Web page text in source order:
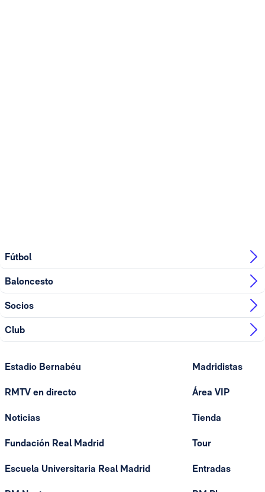
Fútbol
Baloncesto
Socios
Club
Estadio Bernabéu
RMTV en directo
Noticias
Fundación Real Madrid
Escuela Universitaria Real Madrid
Madridistas
Área VIP
Tienda
Tour
Entradas